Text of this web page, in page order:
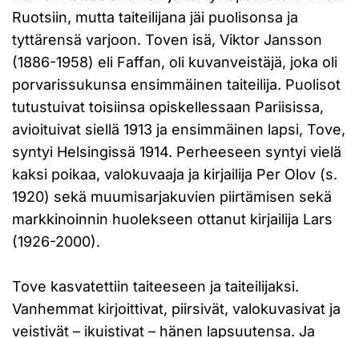
Ruotsiin, mutta taiteilijana jäi puolisonsa ja
tyttärensä varjoon. Toven isä, Viktor Jansson
(1886-1958) eli Faffan, oli kuvanveistäjä, joka oli
porvarissukunsa ensimmäinen taiteilija. Puolisot
tutustuivat toisiinsa opiskellessaan Pariisissa,
avioituivat siellä 1913 ja ensimmäinen lapsi, Tove,
syntyi Helsingissä 1914. Perheeseen syntyi vielä
kaksi poikaa, valokuvaaja ja kirjailija Per Olov (s.
1920) sekä muumisarjakuvien piirtämisen sekä
markkinoinnin huolekseen ottanut kirjailija Lars
(1926-2000).
Tove kasvatettiin taiteeseen ja taiteilijaksi.
Vanhemmat kirjoittivat, piirsivät, valokuvasivat ja
veistivät – ikuistivat – hänen lapsuutensa. Ja